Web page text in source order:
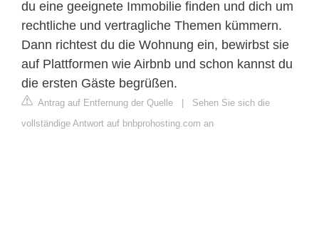
du eine geeignete Immobilie finden und dich um
rechtliche und vertragliche Themen kümmern.
Dann richtest du die Wohnung ein, bewirbst sie
auf Plattformen wie Airbnb und schon kannst du
die ersten Gäste begrüßen.
Antrag auf Entfernung der Quelle | Sehen Sie sich die
vollständige Antwort auf bnbprohosting.com an